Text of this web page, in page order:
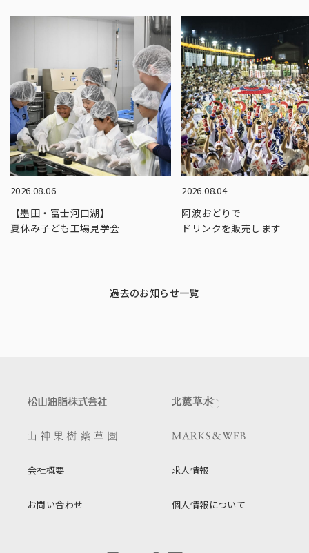
2026.08.06
【墨田・富士河口湖】
夏休み子ども工場見学会
2026.08.04
阿波おどりで
ドリンクを販売します
過去のお知らせ一覧
会社概要 求人情報
お問い合わせ 個人情報について